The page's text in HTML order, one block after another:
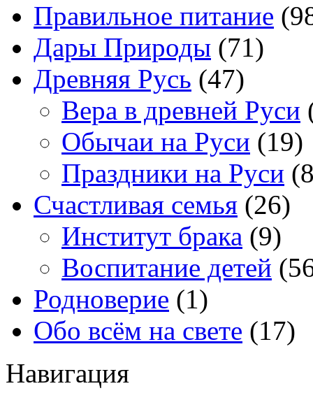
Правильное питание
Дары Природы (71)
Древняя Русь (47)
Вера в древней Руси
Обычаи на Руси (19)
Праздники на Руси
Счастливая семья (26)
Институт брака (9)
Воспитание детей
Родноверие (1)
Обо всём на свете (17)
Навигация